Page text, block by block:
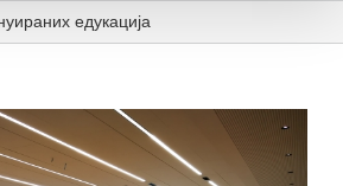
едукација